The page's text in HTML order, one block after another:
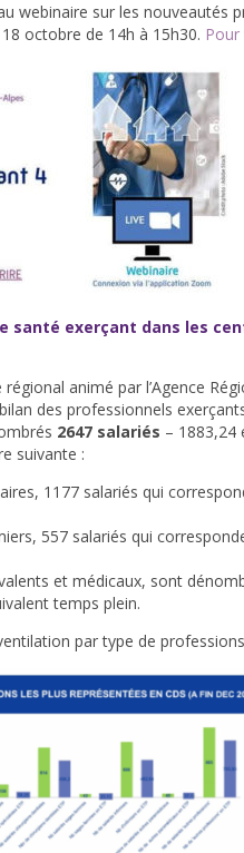
webinaire sur les nouveautés
octobre de 14h à 15h30. Pour
santé exerçant dans les
animé par l’Agence
des professionnels
2647 salariés – 1883,24
suivante :
1177 salariés qui
557 salariés qui
et médicaux, sont
temps plein.
par type de